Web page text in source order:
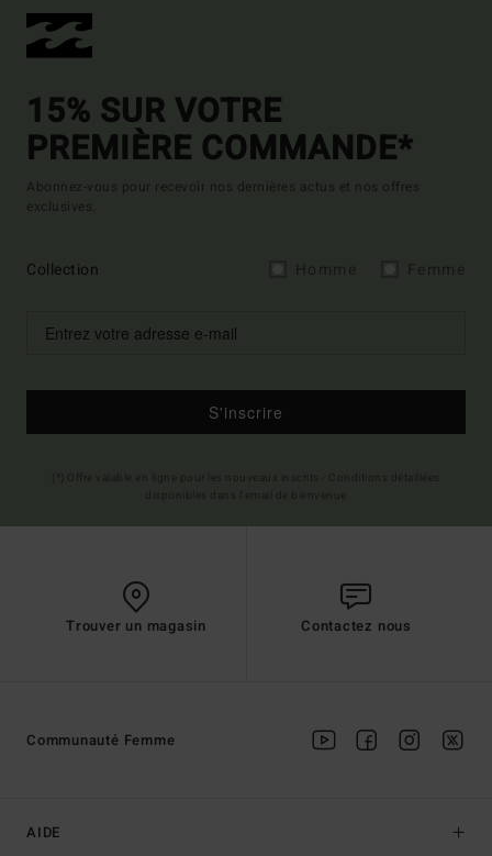
15% SUR VOTRE
PREMIÈRE COMMANDE*
Abonnez-vous pour recevoir nos dernières actus et nos offres
exclusives.
Collection
S'inscrire
Trouver un magasin Contactez nous
AIDE
Communauté Femme